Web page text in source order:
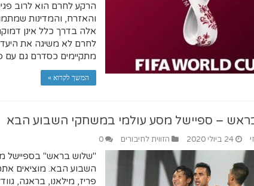
הרקע לחרם הוא לרוב
והאזרח, והמדינות
אלה בדרך כלל אינן
לחרם לא משיגה את היעד
מתקיימים כסדרם גם עם
המשך לקרוא »
– ספיישל מסע עולמי במשחקי השבוע הבא
24 ביולי 2020 הזווית לחיבורים 0
"שלוש בראש" בספיישל
השבוע הבא. מוציאים
פריז, מילאנו, בראגה,